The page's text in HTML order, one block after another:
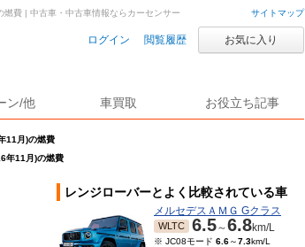
サイトマップ
ログイン 閲覧履歴 お気に入り
ン/他 車買取 お役立ち記事
11月)の燃費
年11月)の燃費
費 | 中古車・中古車情報ならカーセンサー
レンジローバーとよく比較されている車
メルセデスＡＭＧ Gクラス
WLTC 6.5～6.8km/L
※ JC08モード 6.6～7.3km/L